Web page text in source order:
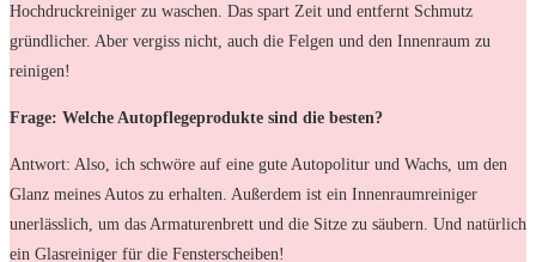
Hochdruckreiniger zu waschen. Das spart Zeit und entfernt Schmutz
gründlicher. Aber vergiss nicht, auch die Felgen und den Innenraum zu
reinigen!
Frage: Welche Autopflegeprodukte sind die besten?
Antwort: Also, ich schwöre auf eine gute Autopolitur und Wachs, um den
Glanz meines Autos zu erhalten. Außerdem ist ein Innenraumreiniger
unerlässlich, um das Armaturenbrett und die Sitze zu säubern. Und natürlich
ein Glasreiniger für die Fensterscheiben!